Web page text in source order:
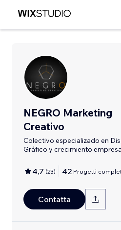
NEGRO Marketing
Creativo
Colectivo especializado en
Gráfico y crecimiento
4,7 (23) 42 Progetti
Contatta